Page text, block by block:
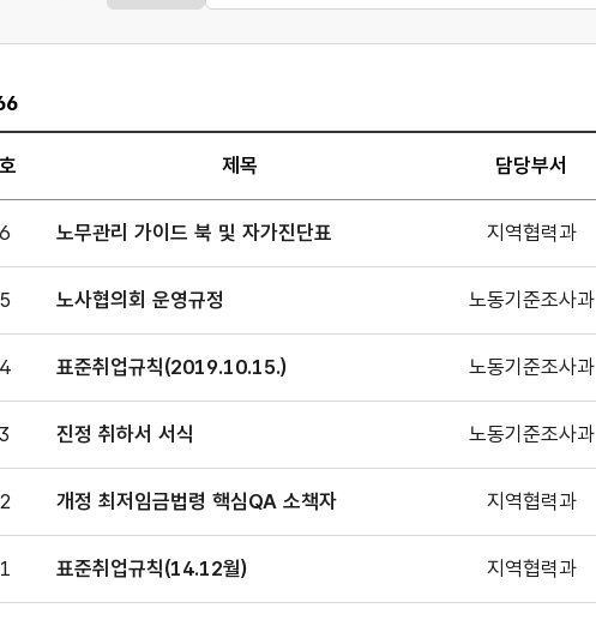
.
,
,
.
제목 담당부서
노무관리 가이드 북 및 자가진단표 지역협력과
노사협의회 운영규정 노동기준조사과
표준취업규칙(2019.10.15.) 노동기준조사과
진정 취하서 서식 노동기준조사과
개정 최저임금법령 핵심QA 소책자 지역협력과
표준취업규칙(14.12월) 지역협력과